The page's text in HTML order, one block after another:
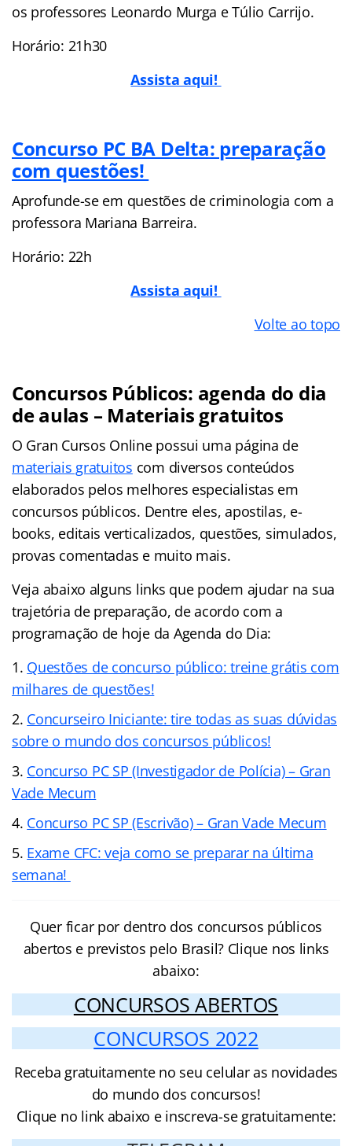
os professores Leonardo Murga e Túlio Carrijo.
Horário: 21h30
Assista aqui!
Concurso PC BA Delta: preparação
com questões!
Aprofunde-se em questões de criminologia com a
professora Mariana Barreira.
Horário: 22h
Assista aqui!
Volte ao topo
Concursos Públicos: agenda do dia
de aulas – Materiais gratuitos
O Gran Cursos Online possui uma página de
materiais gratuitos com diversos conteúdos
elaborados pelos melhores especialistas em
concursos públicos. Dentre eles, apostilas, e-
books, editais verticalizados, questões, simulados,
provas comentadas e muito mais.
Veja abaixo alguns links que podem ajudar na sua
trajetória de preparação, de acordo com a
programação de hoje da Agenda do Dia:
Questões de concurso público: treine grátis com
milhares de questões!
Concurseiro Iniciante: tire todas as suas dúvidas
sobre o mundo dos concursos públicos!
Concurso PC SP (Investigador de Polícia) – Gran
Vade Mecum
Concurso PC SP (Escrivão) – Gran Vade Mecum
Exame CFC: veja como se preparar na última
semana!
Quer ficar por dentro dos concursos públicos
abertos e previstos pelo Brasil? Clique nos links
abaixo:
CONCURSOS ABERTOS
CONCURSOS 2022
Receba gratuitamente no seu celular as novidades
do mundo dos concursos!
Clique no link abaixo e inscreva-se gratuitamente: